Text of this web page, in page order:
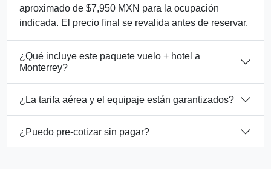
aproximado de $7,950 MXN para la ocupación
indicada. El precio final se revalida antes de reservar.
¿Qué incluye este paquete vuelo + hotel a
Monterrey?
¿La tarifa aérea y el equipaje están garantizados?
¿Puedo pre-cotizar sin pagar?